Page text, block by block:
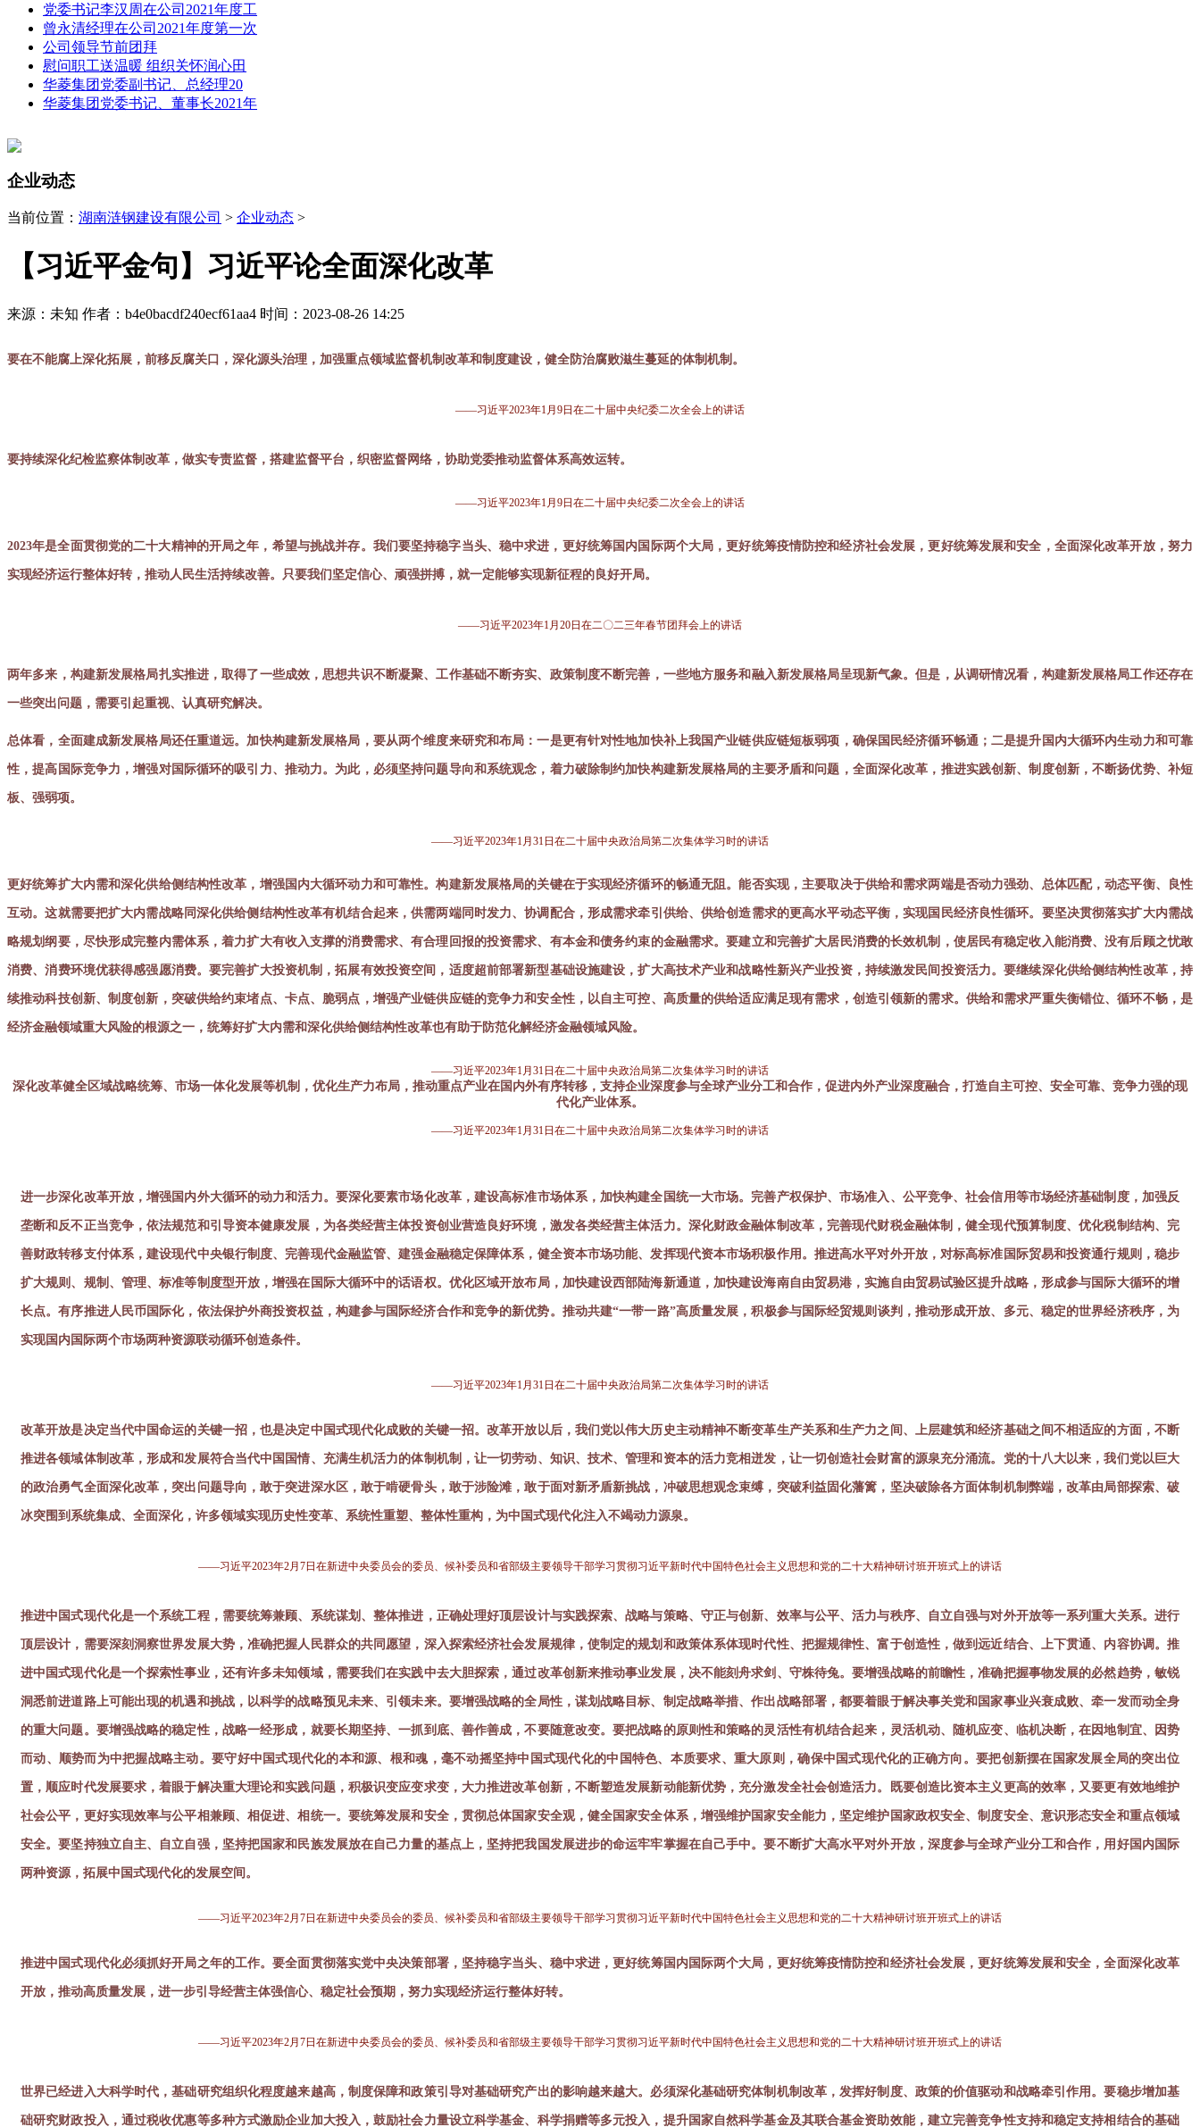
党委书记李汉周在公司2021年度工
曾永清经理在公司2021年度第一次
公司领导节前团拜
慰问职工送温暖 组织关怀润心田
华菱集团党委副书记、总经理20
华菱集团党委书记、董事长2021年
企业动态
当前位置： 湖南涟钢建设有限公司 > 企业动态 >
【习近平金句】习近平论全面深化改革
来源：未知 作者：b4e0bacdf240ecf61aa4 时间：2023-08-26 14:25
要在不能腐上深化拓展，前移反腐关口，深化源头治理，加强重点领域监督机制改革和制度建设，健全防治腐败滋生蔓延的体制机制。
——习近平2023年1月9日在二十届中央纪委二次全会上的讲话
要持续深化纪检监察体制改革，做实专责监督，搭建监督平台，织密监督网络，协助党委推动监督体系高效运转。
——习近平2023年1月9日在二十届中央纪委二次全会上的讲话
2023年是全面贯彻党的二十大精神的开局之年，希望与挑战并存。我们要坚持稳字当头、稳中求进，更好统筹国内国际两个大局，更好统筹疫情防控和经济社会发展，更好统筹发展和安全，全面深化改革开放，努力
实现经济运行整体好转，推动人民生活持续改善。只要我们坚定信心、顽强拼搏，就一定能够实现新征程的良好开局。
——习近平2023年1月20日在二〇二三年春节团拜会上的讲话
两年多来，构建新发展格局扎实推进，取得了一些成效，思想共识不断凝聚、工作基础不断夯实、政策制度不断完善，一些地方服务和融入新发展格局呈现新气象。但是，从调研情况看，构建新发展格局工作还存在
一些突出问题，需要引起重视、认真研究解决。
总体看，全面建成新发展格局还任重道远。加快构建新发展格局，要从两个维度来研究和布局：一是更有针对性地加快补上我国产业链供应链短板弱项，确保国民经济循环畅通；二是提升国内大循环内生动力和可靠
性，提高国际竞争力，增强对国际循环的吸引力、推动力。为此，必须坚持问题导向和系统观念，着力破除制约加快构建新发展格局的主要矛盾和问题，全面深化改革，推进实践创新、制度创新，不断扬优势、补短
板、强弱项。
——习近平2023年1月31日在二十届中央政治局第二次集体学习时的讲话
更好统筹扩大内需和深化供给侧结构性改革，增强国内大循环动力和可靠性。构建新发展格局的关键在于实现经济循环的畅通无阻。能否实现，主要取决于供给和需求两端是否动力强劲、总体匹配，动态平衡、良性
互动。这就需要把扩大内需战略同深化供给侧结构性改革有机结合起来，供需两端同时发力、协调配合，形成需求牵引供给、供给创造需求的更高水平动态平衡，实现国民经济良性循环。要坚决贯彻落实扩大内需战
略规划纲要，尽快形成完整内需体系，着力扩大有收入支撑的消费需求、有合理回报的投资需求、有本金和债务约束的金融需求。要建立和完善扩大居民消费的长效机制，使居民有稳定收入能消费、没有后顾之忧敢
消费、消费环境优获得感强愿消费。要完善扩大投资机制，拓展有效投资空间，适度超前部署新型基础设施建设，扩大高技术产业和战略性新兴产业投资，持续激发民间投资活力。要继续深化供给侧结构性改革，持
续推动科技创新、制度创新，突破供给约束堵点、卡点、脆弱点，增强产业链供应链的竞争力和安全性，以自主可控、高质量的供给适应满足现有需求，创造引领新的需求。供给和需求严重失衡错位、循环不畅，是
经济金融领域重大风险的根源之一，统筹好扩大内需和深化供给侧结构性改革也有助于防范化解经济金融领域风险。
——习近平2023年1月31日在二十届中央政治局第二次集体学习时的讲话
深化改革健全区域战略统筹、市场一体化发展等机制，优化生产力布局，推动重点产业在国内外有序转移，支持企业深度参与全球产业分工和合作，促进内外产业深度融合，打造自主可控、安全可靠、竞争力强的现
代化产业体系。
——习近平2023年1月31日在二十届中央政治局第二次集体学习时的讲话
进一步深化改革开放，增强国内外大循环的动力和活力。要深化要素市场化改革，建设高标准市场体系，加快构建全国统一大市场。完善产权保护、市场准入、公平竞争、社会信用等市场经济基础制度，加强反
垄断和反不正当竞争，依法规范和引导资本健康发展，为各类经营主体投资创业营造良好环境，激发各类经营主体活力。深化财政金融体制改革，完善现代财税金融体制，健全现代预算制度、优化税制结构、完
善财政转移支付体系，建设现代中央银行制度、完善现代金融监管、建强金融稳定保障体系，健全资本市场功能、发挥现代资本市场积极作用。推进高水平对外开放，对标高标准国际贸易和投资通行规则，稳步
扩大规则、规制、管理、标准等制度型开放，增强在国际大循环中的话语权。优化区域开放布局，加快建设西部陆海新通道，加快建设海南自由贸易港，实施自由贸易试验区提升战略，形成参与国际大循环的增
长点。有序推进人民币国际化，依法保护外商投资权益，构建参与国际经济合作和竞争的新优势。推动共建“一带一路”高质量发展，积极参与国际经贸规则谈判，推动形成开放、多元、稳定的世界经济秩序，为
实现国内国际两个市场两种资源联动循环创造条件。
——习近平2023年1月31日在二十届中央政治局第二次集体学习时的讲话
改革开放是决定当代中国命运的关键一招，也是决定中国式现代化成败的关键一招。改革开放以后，我们党以伟大历史主动精神不断变革生产关系和生产力之间、上层建筑和经济基础之间不相适应的方面，不断
推进各领域体制改革，形成和发展符合当代中国国情、充满生机活力的体制机制，让一切劳动、知识、技术、管理和资本的活力竞相迸发，让一切创造社会财富的源泉充分涌流。党的十八大以来，我们党以巨大
的政治勇气全面深化改革，突出问题导向，敢于突进深水区，敢于啃硬骨头，敢于涉险滩，敢于面对新矛盾新挑战，冲破思想观念束缚，突破利益固化藩篱，坚决破除各方面体制机制弊端，改革由局部探索、破
冰突围到系统集成、全面深化，许多领域实现历史性变革、系统性重塑、整体性重构，为中国式现代化注入不竭动力源泉。
——习近平2023年2月7日在新进中央委员会的委员、候补委员和省部级主要领导干部学习贯彻习近平新时代中国特色社会主义思想和党的二十大精神研讨班开班式上的讲话
推进中国式现代化是一个系统工程，需要统筹兼顾、系统谋划、整体推进，正确处理好顶层设计与实践探索、战略与策略、守正与创新、效率与公平、活力与秩序、自立自强与对外开放等一系列重大关系。进行
顶层设计，需要深刻洞察世界发展大势，准确把握人民群众的共同愿望，深入探索经济社会发展规律，使制定的规划和政策体系体现时代性、把握规律性、富于创造性，做到远近结合、上下贯通、内容协调。推
进中国式现代化是一个探索性事业，还有许多未知领域，需要我们在实践中去大胆探索，通过改革创新来推动事业发展，决不能刻舟求剑、守株待兔。要增强战略的前瞻性，准确把握事物发展的必然趋势，敏锐
洞悉前进道路上可能出现的机遇和挑战，以科学的战略预见未来、引领未来。要增强战略的全局性，谋划战略目标、制定战略举措、作出战略部署，都要着眼于解决事关党和国家事业兴衰成败、牵一发而动全身
的重大问题。要增强战略的稳定性，战略一经形成，就要长期坚持、一抓到底、善作善成，不要随意改变。要把战略的原则性和策略的灵活性有机结合起来，灵活机动、随机应变、临机决断，在因地制宜、因势
而动、顺势而为中把握战略主动。要守好中国式现代化的本和源、根和魂，毫不动摇坚持中国式现代化的中国特色、本质要求、重大原则，确保中国式现代化的正确方向。要把创新摆在国家发展全局的突出位
置，顺应时代发展要求，着眼于解决重大理论和实践问题，积极识变应变求变，大力推进改革创新，不断塑造发展新动能新优势，充分激发全社会创造活力。既要创造比资本主义更高的效率，又要更有效地维护
社会公平，更好实现效率与公平相兼顾、相促进、相统一。要统筹发展和安全，贯彻总体国家安全观，健全国家安全体系，增强维护国家安全能力，坚定维护国家政权安全、制度安全、意识形态安全和重点领域
安全。要坚持独立自主、自立自强，坚持把国家和民族发展放在自己力量的基点上，坚持把我国发展进步的命运牢牢掌握在自己手中。要不断扩大高水平对外开放，深度参与全球产业分工和合作，用好国内国际
两种资源，拓展中国式现代化的发展空间。
——习近平2023年2月7日在新进中央委员会的委员、候补委员和省部级主要领导干部学习贯彻习近平新时代中国特色社会主义思想和党的二十大精神研讨班开班式上的讲话
推进中国式现代化必须抓好开局之年的工作。要全面贯彻落实党中央决策部署，坚持稳字当头、稳中求进，更好统筹国内国际两个大局，更好统筹疫情防控和经济社会发展，更好统筹发展和安全，全面深化改革
开放，推动高质量发展，进一步引导经营主体强信心、稳定社会预期，努力实现经济运行整体好转。
——习近平2023年2月7日在新进中央委员会的委员、候补委员和省部级主要领导干部学习贯彻习近平新时代中国特色社会主义思想和党的二十大精神研讨班开班式上的讲话
世界已经进入大科学时代，基础研究组织化程度越来越高，制度保障和政策引导对基础研究产出的影响越来越大。必须深化基础研究体制机制改革，发挥好制度、政策的价值驱动和战略牵引作用。要稳步增加基
础研究财政投入，通过税收优惠等多种方式激励企业加大投入，鼓励社会力量设立科学基金、科学捐赠等多元投入，提升国家自然科学基金及其联合基金资助效能，建立完善竞争性支持和稳定支持相结合的基础